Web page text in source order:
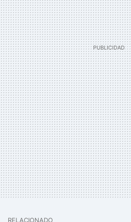
RELACIONADO